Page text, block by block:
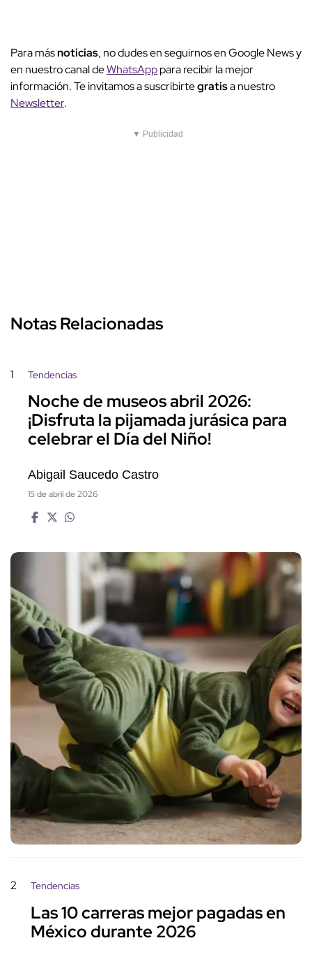
Para másnoticias, no dudes en seguirnos en Google News y
en nuestro canal deWhatsApppara recibir la mejor
información. Te invitamos a suscribirtegratisa nuestro
Newsletter.
▼ Publicidad
Notas Relacionadas
1 Tendencias
Noche de museos abril 2026:
¡Disfruta la pijamada jurásica para
celebrar el Día del Niño!
Abigail Saucedo Castro
15 de abril de 2026
2 Tendencias
Las 10 carreras mejor pagadas en
México durante 2026